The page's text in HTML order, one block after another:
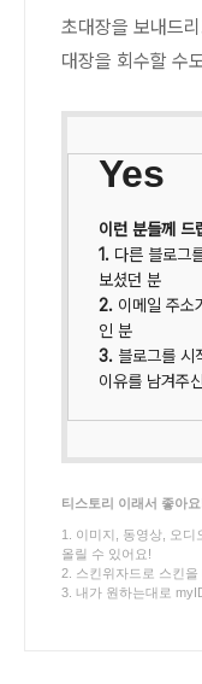
초대장을 보내드
대장을 회수할 수
Yes
이런 분들께 드
1. 다른 블로그
보셨던 분
2. 이메일 주소
인 분
3. 블로그를 시
이유를 남겨주
티스토리 이래서 좋아
1. 이미지, 동영상, 오디
올릴 수 있어요!
2. 스킨위자드로 스킨
3. 내가 원하는대로